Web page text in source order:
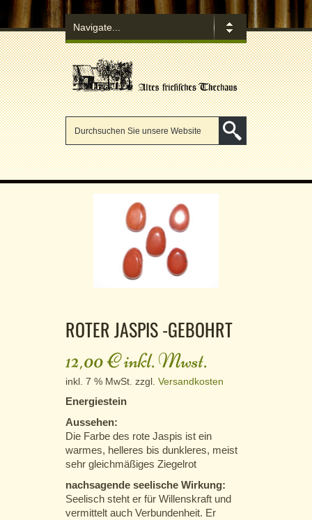
ROTER JASPIS -GEBOHRT
12,00€inkl. Mwst.
inkl. 7 % MwSt. zzgl. Versandkosten
Energiestein
Aussehen:
Die Farbe des rote Jaspis ist ein
warmes, helleres bis dunkleres, meist
sehr gleichmäßiges Ziegelrot
nachsagende seelische Wirkung:
Seelisch steht er für Willenskraft und
vermittelt auch Verbundenheit. Er